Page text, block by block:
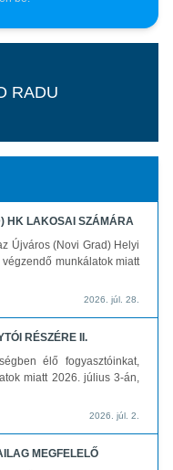
RADU
HK LAKOSAI SZÁMÁRA
Újváros (Novi Grad) Helyi
munkálatok miatt
2026. júl. 28.
RÉSZÉRE II.
élő fogyasztóinkat,
miatt 2026. július 3-án,
2026. júl. 2.
MEGFELELŐ